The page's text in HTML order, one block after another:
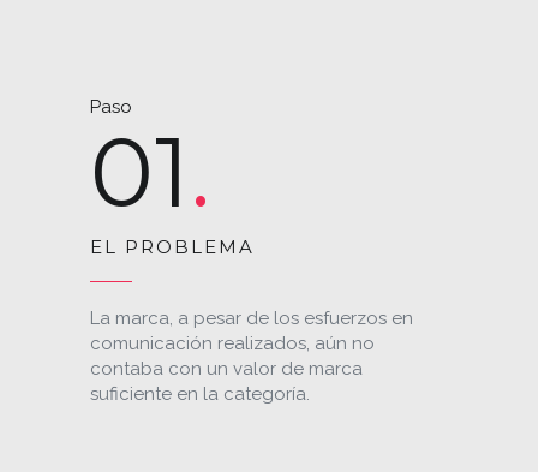
Paso
01
EL PROBLEMA
La marca, a pesar de los esfuerzos en
comunicación realizados, aún no
contaba con un valor de marca
suficiente en la categoría.